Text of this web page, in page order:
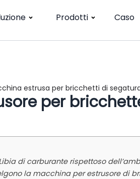
Prodotti Caso
estrusa per bricchetti di
per
di carburante rispettoso
la macchina per estrusore di